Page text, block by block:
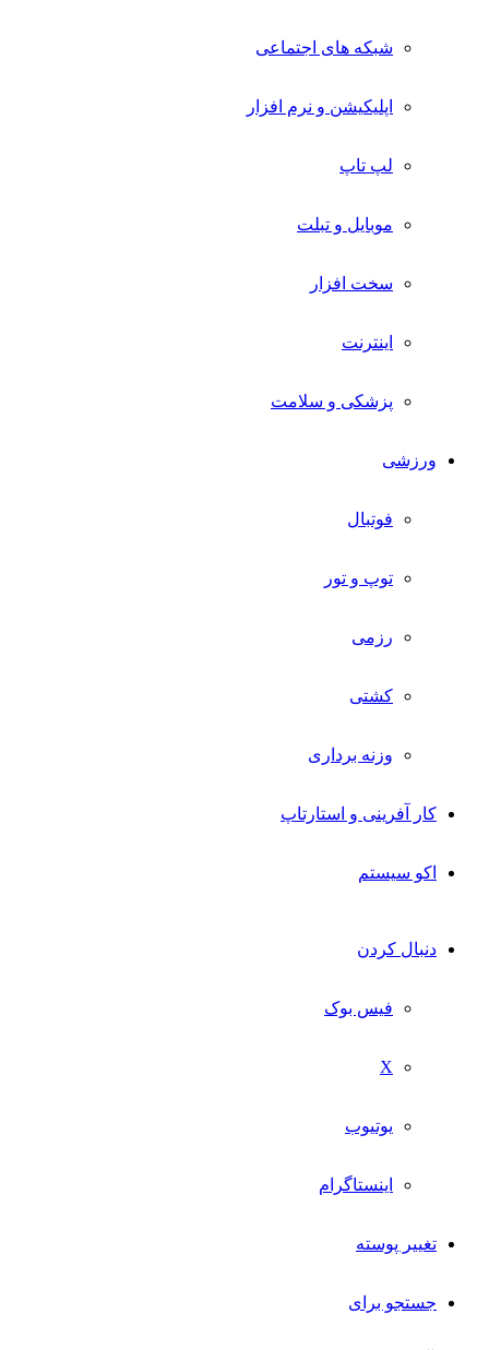
شبکه های اجتماعی
اپلیکیشن و نرم افزار
لپ تاپ
موبایل و تبلت
سخت افزار
اینترنت
پزشکی و سلامت
ورزشی
فوتبال
توپ و تور
رزمی
کشتی
وزنه برداری
کار آفرینی و استارتاپ
اکو سیستم
دنبال کردن
فیس بوک
X
یوتیوب
اینستاگرام
تغییر پوسته
جستجو برای